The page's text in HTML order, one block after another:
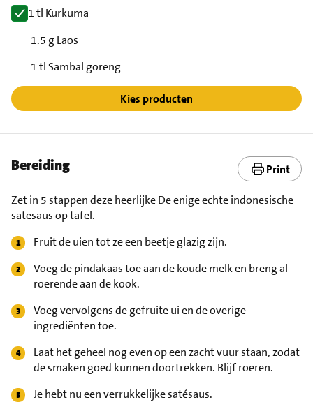
1 tl Kurkuma
1.5 g Laos
1 tl Sambal goreng
Kies producten
Bereiding Print
Zet in 5 stappen deze heerlijke De enige echte indonesische
satesaus op tafel.
Fruit de uien tot ze een beetje glazig zijn.
Voeg de pindakaas toe aan de koude melk en breng al
roerende aan de kook.
Voeg vervolgens de gefruite ui en de overige
ingrediënten toe.
Laat het geheel nog even op een zacht vuur staan, zodat
de smaken goed kunnen doortrekken. Blijf roeren.
Je hebt nu een verrukkelijke satésaus.